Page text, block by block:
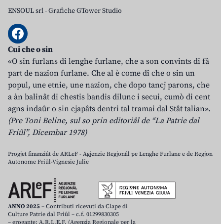
ENSOUL srl-Grafiche GTower Studio
Cui che o sin
«O sin furlans di lenghe furlane, che a son convints di fâ
part de nazion furlane. Che al è come dî che o sin un
popul, une etnie, une nazion, che dopo tancj parons, che
a àn balinât di chestis bandis dilunc i secui, cumò di cent
agns indaûr o sin cjapâts dentri tal tramai dal Stât talian».
(Pre Toni Beline, sul so prin editoriâl de “La Patrie dal
Friûl”, Dicembar 1978)
Progjet finanziât de ARLeF - Agjenzie Regjonâl pe Lenghe Furlane e de Regjon
Autonome Friûl-Vignesie Julie
ANNO 2025 – Contributi ricevuti da Clape di
Culture Patrie dal Friûl – c.f. 01299830305
– erogante: A.R.L.E.F. (Agenzia Regionale per la